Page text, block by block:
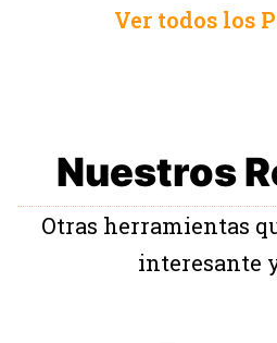
Ver todos los
Nuestros
Otras herramientas
interesante